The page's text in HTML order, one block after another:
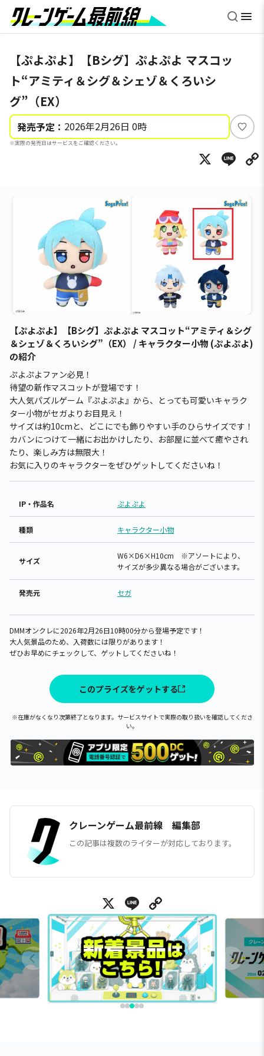
【ぷよぷよ】【Bシグ】ぷよぷよ マスコッ
ト“アミティ＆シグ＆シェゾ＆くろいシ
グ”（EX）
発売予定： 2026年2月26日 0時
※実際の発売日はサービスをご確認ください。
い
ね
X
【ぷよぷよ】【Bシグ】ぷよぷよ マスコット“アミティ＆シグ
＆シェゾ＆くろいシグ”（EX） / キャラクター小物 (ぷよぷよ)
の紹介
ぷよぷよファン必見！
待望の新作マスコットが登場です！
大人気パズルゲーム『ぷよぷよ』から、とっても可愛いキャラク
ター小物がセガよりお目見え！
サイズは約10cmと、どこにでも飾りやすい手のひらサイズです！
カバンにつけて一緒にお出かけしたり、お部屋に並べて癒やされ
たり、楽しみ方は無限大！
お気に入りのキャラクターをぜひゲットしてくださいね！
IP・作品名 ぷよぷよ
種類 キャラクター小物
サイズ
W6×D6×H10cm ※アソートにより、
サイズが多少異なる場合がございます。
発売元 セガ
DMMオンクレに2026年2月26日10時00分から登場予定です！
大人気景品のため、入荷数には限りがあります！
ぜひお早めにチェックして、ゲットしてくださいね！
このプライズをゲットする
※在庫がなくなり次第終了となります。サービスサイトで実際の取り扱いを確認してくださ
い。
クレーンゲーム最前線 編集部
この記事は複数のライターが対応しております。
X Line